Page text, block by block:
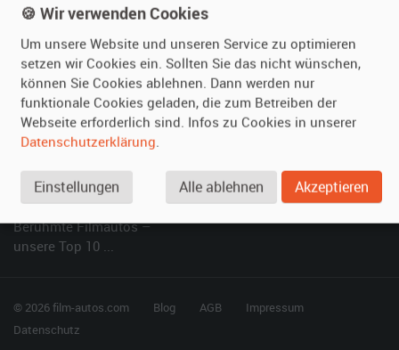
Kundenmeinungen
Vermieten
Oldtimer anmelden
Fotos senden
Fragen für Vermieter
Hilfe
Häufige Fragen (FAQ)
So funktioniert's
SPECIAL
Berühmte Filmautos –
unsere Top 10 ...
© 2026 film-autos.com Blog AGB
Impressum
Datenschutz
🍪 Wir verwenden Cookies
Um unsere Website und unseren Service zu optimieren
setzen wir Cookies ein. Sollten Sie das nicht wünschen,
können Sie Cookies ablehnen. Dann werden nur
funktionale Cookies geladen, die zum Betreiben der
Webseite erforderlich sind. Infos zu Cookies in unserer
Datenschutzerklärung.
Einstellungen Alle ablehnen Akzeptieren